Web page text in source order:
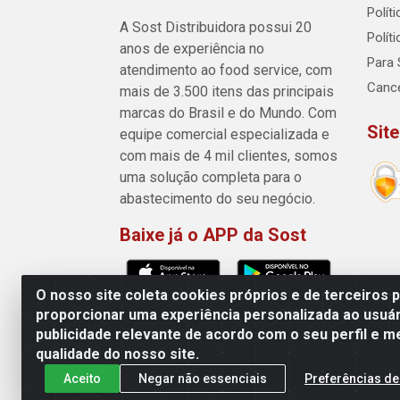
O nosso site coleta cookies próprios e de terceiros
proporcionar uma experiência personalizada ao
publicidade relevante de acordo com o seu perfil e
qualidade do nosso site.
Aceito Negar não essenciais Preferências
A Sost Distribuidora possui 20
anos de experiência no
atendimento ao food service, com
mais de 3.500 itens das principais
marcas do Brasil e do Mundo. Com
equipe comercial especializada e
com mais de 4 mil clientes, somos
uma solução completa para o
abastecimento do seu negócio.
Baixe já o APP da Sost
Para
Sost Distribuidora - Rua